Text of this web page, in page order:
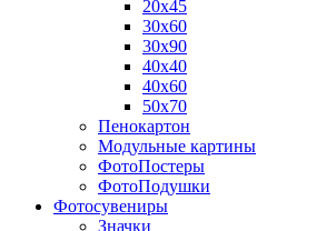
20х45
30х60
30х90
40х40
40х60
50х70
Пенокартон
Модульные картины
ФотоПостеры
ФотоПодушки
Фотоcувениры
Значки